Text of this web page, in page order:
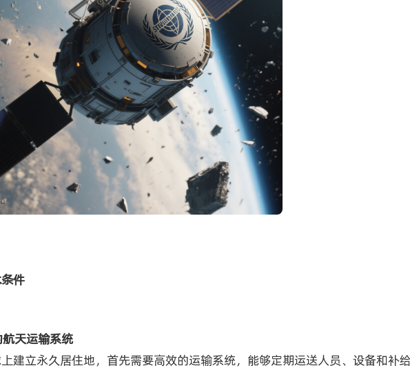
件
天运输系统
建立永久居住地，首先需要高效的运输系统，能够定期运送人员、设备和